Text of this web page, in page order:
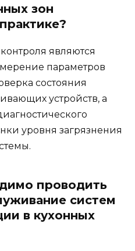
зон
являются
параметров
состояния
устройств, а
уровня загрязнения
проводить
систем
в кухонных